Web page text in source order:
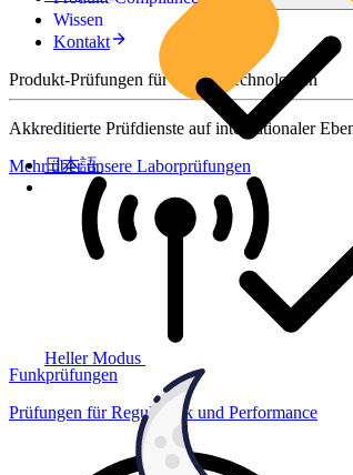
Heller Modus
日本語
Wissen
Kontakt
Produkt-Prüfungen für smarte Technologien
Akkreditierte Prüfdienste auf internationaler
Mehr über unsere Laborprüfungen
Funkprüfungen
Prüfungen für Regulatorik und Performance